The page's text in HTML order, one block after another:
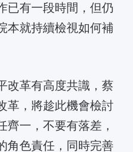
已有一段時間，但仍
本就持續檢視如何補
改革有高度共識，蔡
革，將趁此機會檢討
齊一，不要有落差，
角色責任，同時完善